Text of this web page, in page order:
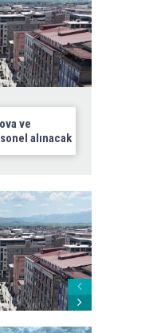
ve
alınacak